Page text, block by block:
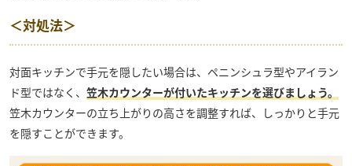
＜対処法＞
対面キッチンで手元を隠したい場合は、ペニンシュラ型やアイラン
ド型ではなく、 笠木カウンターが付いたキッチンを選びましょう。
笠木カウンターの立ち上がりの高さを調整すれば、しっかりと手元
を隠すことができます。